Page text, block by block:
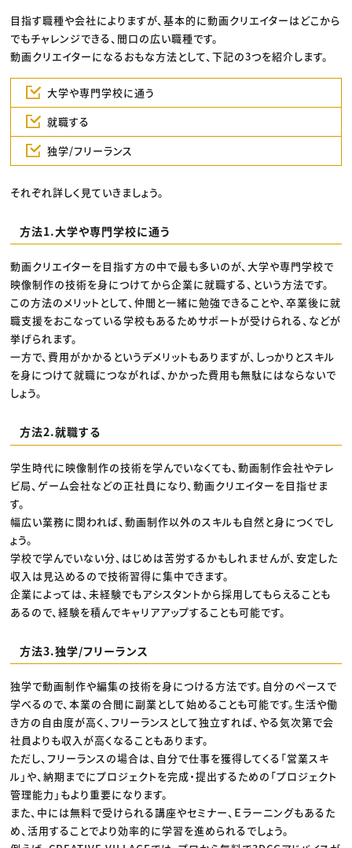
目指す職種や会社によりますが、基本的に動画クリエイターはどこから
でもチャレンジできる、間口の広い職種です。
動画クリエイターになるおもな方法として、下記の3つを紹介します。
大学や専門学校に通う
就職する
独学/フリーランス
それぞれ詳しく見ていきましょう。
方法1.大学や専門学校に通う
動画クリエイターを目指す方の中で最も多いのが、大学や専門学校で
映像制作の技術を身につけてから企業に就職する、という方法です。
この方法のメリットとして、仲間と一緒に勉強できることや、卒業後に就
職支援をおこなっている学校もあるためサポートが受けられる、などが
挙げられます。
一方で、費用がかかるというデメリットもありますが、しっかりとスキル
を身につけて就職につながれば、かかった費用も無駄にはならないで
しょう。
方法2.就職する
学生時代に映像制作の技術を学んでいなくても、動画制作会社やテレ
ビ局、ゲーム会社などの正社員になり、動画クリエイターを目指せま
す。
幅広い業務に関われば、動画制作以外のスキルも自然と身につくでし
ょう。
学校で学んでいない分、はじめは苦労するかもしれませんが、安定した
収入は見込めるので技術習得に集中できます。
企業によっては、未経験でもアシスタントから採用してもらえることも
あるので、経験を積んでキャリアアップすることも可能です。
方法3.独学/フリーランス
独学で動画制作や編集の技術を身につける方法です。自分のペースで
学べるので、本業の合間に副業として始めることも可能です。生活や働
き方の自由度が高く、フリーランスとして独立すれば、やる気次第で会
社員よりも収入が高くなることもあります。
ただし、フリーランスの場合は、自分で仕事を獲得してくる「営業スキ
ル」や、納期までにプロジェクトを完成・提出するための「プロジェクト
管理能力」もより重要になります。
また、中には無料で受けられる講座やセミナー、Ｅラーニングもあるた
め、活用することでより効率的に学習を進められるでしょう。